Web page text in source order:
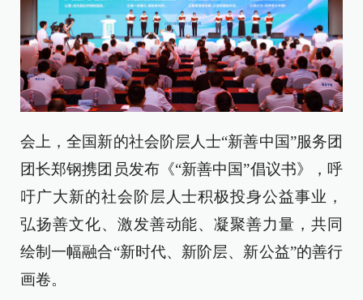
会上，全国新的社会阶层人士“新善中国”服务团
团长郑钢携团员发布《“新善中国”倡议书》，呼
吁广大新的社会阶层人士积极投身公益事业，
弘扬善文化、激发善动能、凝聚善力量，共同
绘制一幅融合“新时代、新阶层、新公益”的善行
画卷。